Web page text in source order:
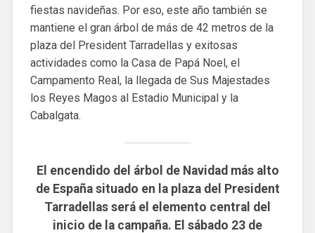
fiestas navideñas. Por eso, este año también se
mantiene el gran árbol de más de 42 metros de la
plaza del President Tarradellas y exitosas
actividades como la Casa de Papá Noel, el
Campamento Real, la llegada de Sus Majestades
los Reyes Magos al Estadio Municipal y la
Cabalgata.
El encendido del árbol de Navidad más alto
de España situado en la plaza del President
Tarradellas será el elemento central del
inicio de la campaña. El sábado 23 de